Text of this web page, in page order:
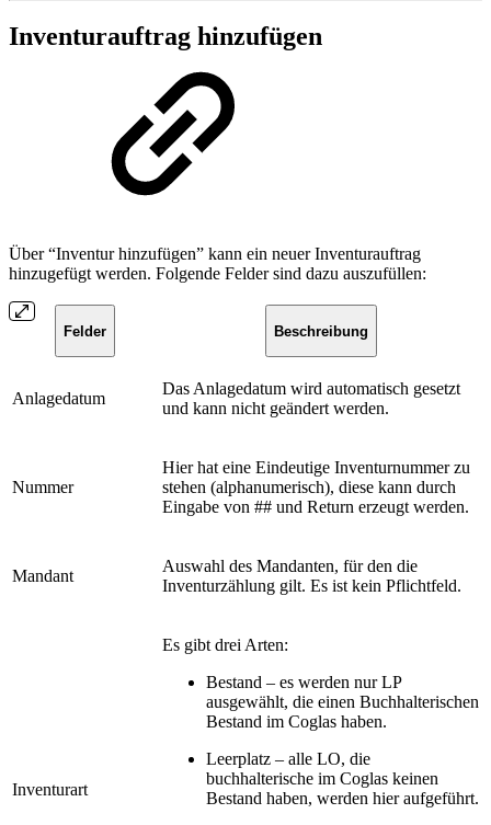
Inventurauftrag hinzufügen
Über “Inventur hinzufügen” kann ein neuer Inventurauftrag
hinzugefügt werden. Folgende Felder sind dazu auszufüllen:
Felder Beschreibung
Anlagedatum
Das Anlagedatum wird automatisch gesetzt
und kann nicht geändert werden.
Nummer
Hier hat eine Eindeutige Inventurnummer zu
stehen (alphanumerisch), diese kann durch
Eingabe von ## und Return erzeugt werden.
Mandant
Auswahl des Mandanten, für den die
Inventurzählung gilt. Es ist kein Pflichtfeld.
Inventurart
Es gibt drei Arten:
Bestand – es werden nur LP
ausgewählt, die einen Buchhalterischen
Bestand im Coglas haben.
Leerplatz – alle LO, die
buchhalterische im Coglas keinen
Bestand haben, werden hier aufgeführt.